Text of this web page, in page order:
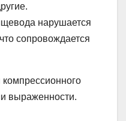
нарушается
сопровождается
выраженности.